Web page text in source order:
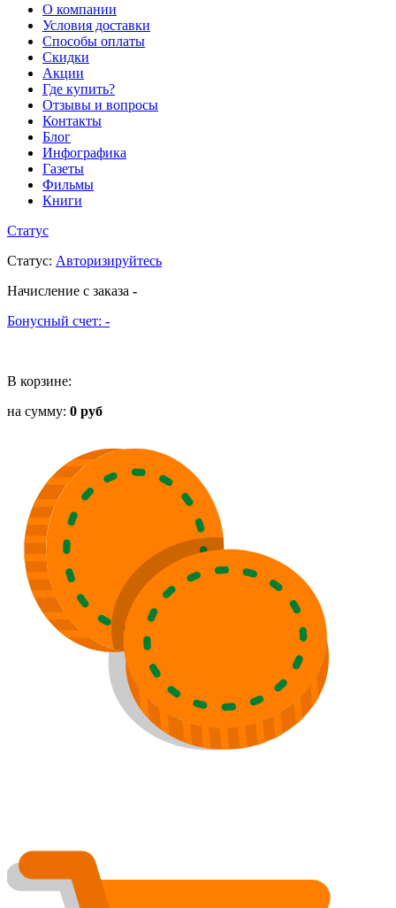
О компании
Условия доставки
Способы оплаты
Скидки
Акции
Где купить?
Отзывы и вопросы
Контакты
Блог
Инфографика
Газеты
Фильмы
Книги
Статус
Статус: Авторизируйтесь
Начисление с заказа -
Бонусный счет: -
В корзине:
на сумму: 0 руб